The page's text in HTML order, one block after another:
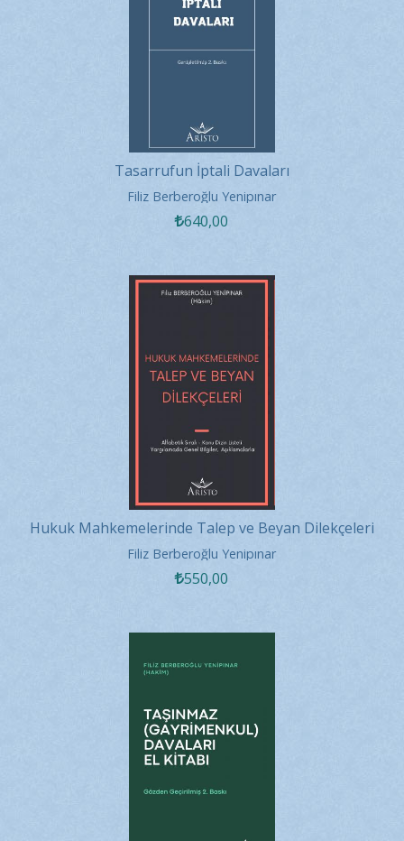
Tasarrufun İptali Davaları
Filiz Berberoğlu Yenipınar
640,00
Hukuk Mahkemelerinde Talep ve Beyan Dilekçeleri
Filiz Berberoğlu Yenipınar
550,00